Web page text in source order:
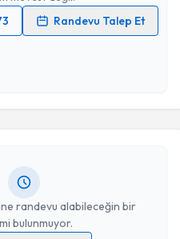
Randevu Talep Et
Gönder
randevu alabileceğin bir
bulunmuyor.